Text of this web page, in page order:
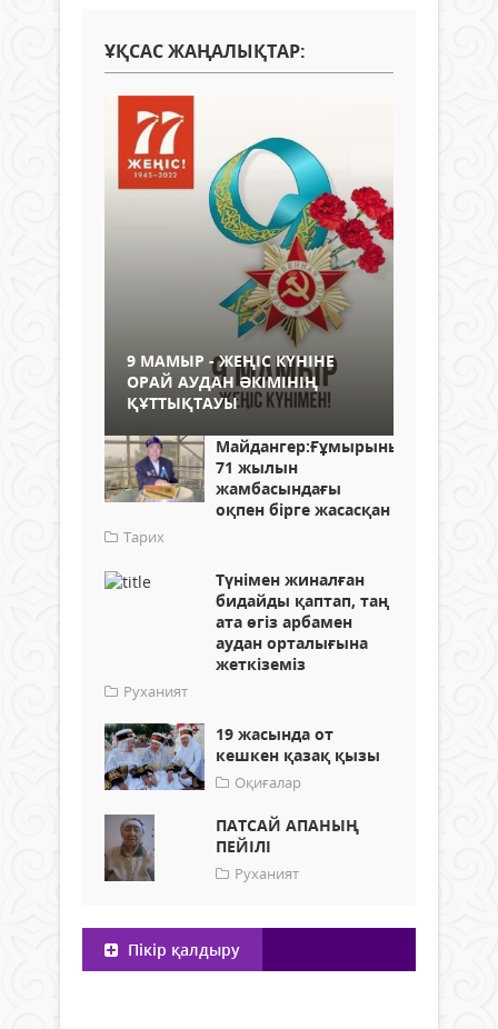
ҰҚСАС ЖАҢАЛЫҚТАР:
9 МАМЫР - ЖЕҢІС КҮНІНЕ
ОРАЙ АУДАН ӘКІМІНІҢ
ҚҰТТЫҚТАУЫ
Майдангер:Ғұмырының
71 жылын
жамбасындағы
оқпен бірге жасасқан
Тарих
Түнімен жиналған
бидайды қаптап, таң
ата өгіз арбамен
аудан орталығына
жеткіземіз
Руханият
19 жасында от
кешкен қазақ қызы
Оқиғалар
ПАТСАЙ АПАНЫҢ
ПЕЙІЛІ
Руханият
Пікір қалдыру